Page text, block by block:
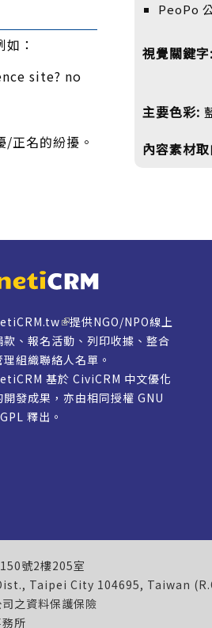
：
site? no
正名的紛擾。
PeoPo
視覺關鍵字:
主要色彩:
內容素材
提供NGO/NPO線上
款、報名活動、列印收據、整合
理組織聯絡人名單。
基於 CiviCRM 中文優化
開發成果，亦由相同授權GNU
釋出。
號2樓205室
Taipei City 104695, Taiwan
之資料保護保險
所